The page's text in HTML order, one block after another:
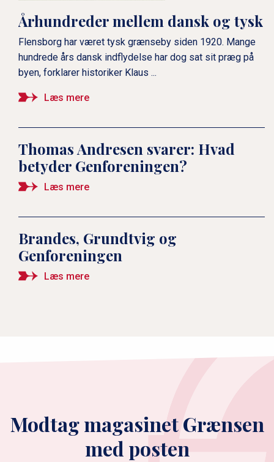
og tysk
Grænsekontrollen skal væk
Århundreder mellem dansk og tysk
Flensborg har været tysk grænseby siden 1920. Mange
hundrede års dansk indflydelse har dog sat sit præg på
byen, forklarer historiker Klaus ...
Læs mere
Thomas Andresen svarer: Hvad
betyder Genforeningen?
Læs mere
Brandes, Grundtvig og
Genforeningen
Læs mere
Modtag magasinet Grænsen
med posten